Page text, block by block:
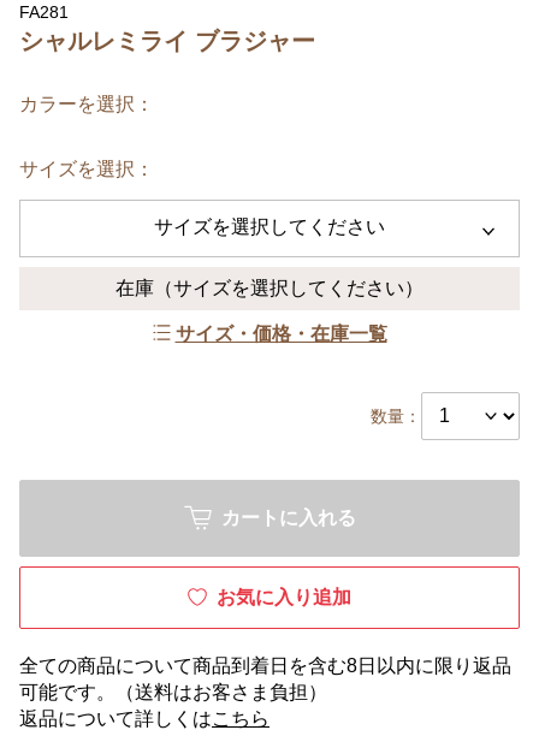
FA281
シャルレミライ ブラジャー
カラーを選択：
サイズを選択：
サイズを選択してください
在庫 （サイズを選択してください）
サイズ・価格・在庫一覧
数量：
カートに入れる
お気に入り追加
全ての商品について商品到着日を含む8日以内に限り返品
可能です。（送料はお客さま負担）
返品について詳しくはこちら